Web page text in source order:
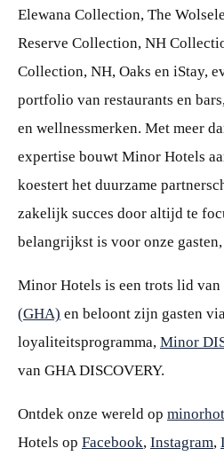
Elewana Collection, The
Reserve Collection, NH
Collection, NH, Oaks en iStay,
portfolio van restaurants en
en wellnessmerken. Met meer
expertise bouwt Minor Hotels
koestert het duurzame
zakelijk succes door altijd te
belangrijkst is voor onze
Minor Hotels is een trots lid van
(GHA) en beloont zijn gasten
loyaliteitsprogramma, Minor
van GHA DISCOVERY.
Ontdek onze wereld op
Hotels op Facebook, Instagram,